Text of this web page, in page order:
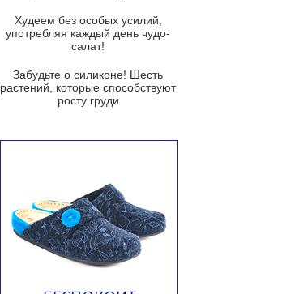
Суп мисо с зеленым луком и
тофу
из рукколы
Португальский чесночный суп с
Ирландский картофельный суп
Суп из пастернака
Пряный морковный суп во время
зимних холодов
Худеем без особых усилий,
употребляя каждый день чудо-
салат!
Забудьте о силиконе! Шесть
растений, которые способствуют
росту груди